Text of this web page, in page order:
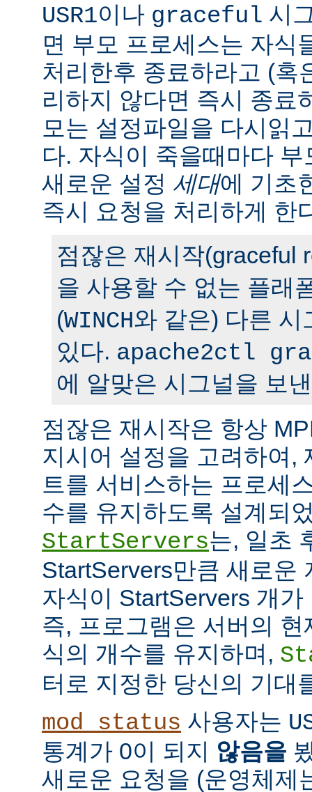
USR1이나 graceful 시
면 부모 프로세스는 자식
처리한후 종료하라고 (혹
리하지 않다면 즉시 종료
모는 설정파일을 다시읽
다. 자식이 죽을때마다
새로운 설정 세대에 기초
즉시 요청을 처리하게 한
점잖은 재시작(graceful
을 사용할 수 없는 플래
(WINCH와 같은) 다른 시
있다. apache2ctl
에 알맞은 시그널을 보
점잖은 재시작은 항상
지시어 설정을 고려하여,
트를 서비스하는 프로세
수를 유지하도록 설계되
StartServers는, 일초
StartServers만큼 새로운
자식이 StartServers 개
즉, 프로그램은 서버의
식의 개수를 유지하며,
터로 지정한 당신의 기대
mod_status 사용자는
통계가 0이 되지 않음을
새로운 요청을 (운영체제